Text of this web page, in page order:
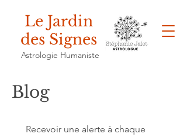
Le Jardin
des Signes
Astrologie Humaniste
Blog
Recevoir une alerte à chaque